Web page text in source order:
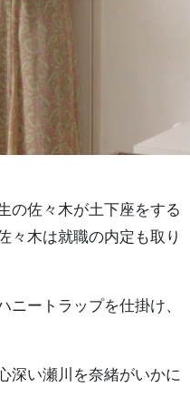
の佐々木が土下座をする
々木は就職の内定も取り
ートラップを仕掛け、
深い瀬川を奈緒がいかに